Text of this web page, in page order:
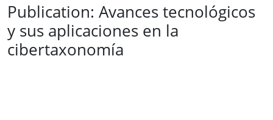
Publication: Avances tecnológicos
y sus aplicaciones en la
cibertaxonomía